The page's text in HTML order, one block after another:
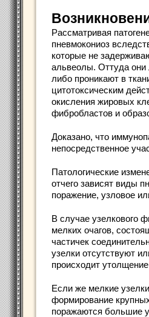
Рассматривая
пневмокониоз
которые не
альвеолы. Оттуда
либо проникают в
цитотоксическим
окисления жировых
фибробластов и
Доказано, что
непосредственное
Патологические
отчего зависят виды
поражение, узловое
В случае узелкового
мелких очагов,
частичек
узелки отсутствуют
происходит
Если же мелкие
формирование
поражаются большие